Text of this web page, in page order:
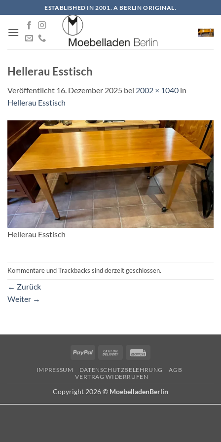
Inhalt
springen
ESTABLISHED IN 2001. A BERLIN ORIGINAL.
Hellerau Esstisch
Veröffentlicht 16. Dezember 2025 bei 2002 × 1040 in
Hellerau Esstisch
Hellerau Esstisch
Kommentare und Trackbacks sind derzeit geschlossen.
← Zurück
Weiter →
PayPal
Cash
Delivery
IMPRESSUM DATENSCHUTZBELEHRUNG
AGB
VERTRAG WIDERRUFEN
Copyright 2026 © MoebelladenBerlin